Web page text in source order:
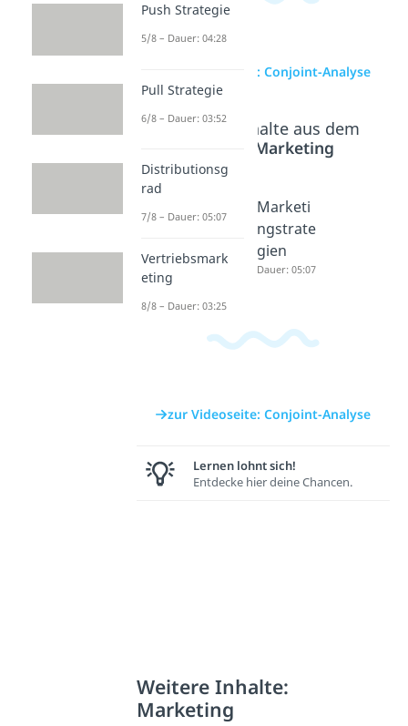
zur Videoseite: Conjoint-Analyse
Beliebte Inhalte aus dem
Marketing
rung
Marketi
ngstrate
gien
Dauer: 05:07
zur Videoseite: Conjoint-Analyse
Lernen lohnt sich!
Entdecke hier deine Chancen.
Weitere Inhalte:
Marketing
Push Strategie
5/8 – Dauer: 04:28
Pull Strategie
6/8 – Dauer: 03:52
Distributionsg
rad
7/8 – Dauer: 05:07
Vertriebsmark
eting
8/8 – Dauer: 03:25